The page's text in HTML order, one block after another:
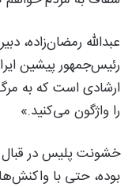
عبدالله رمضان‌زاده،
رئیس‌جمهور پیشین
ارشادی است که به
را واژگون می‌کنید.»
خشونت پلیس در قبال
بوده، حتی با